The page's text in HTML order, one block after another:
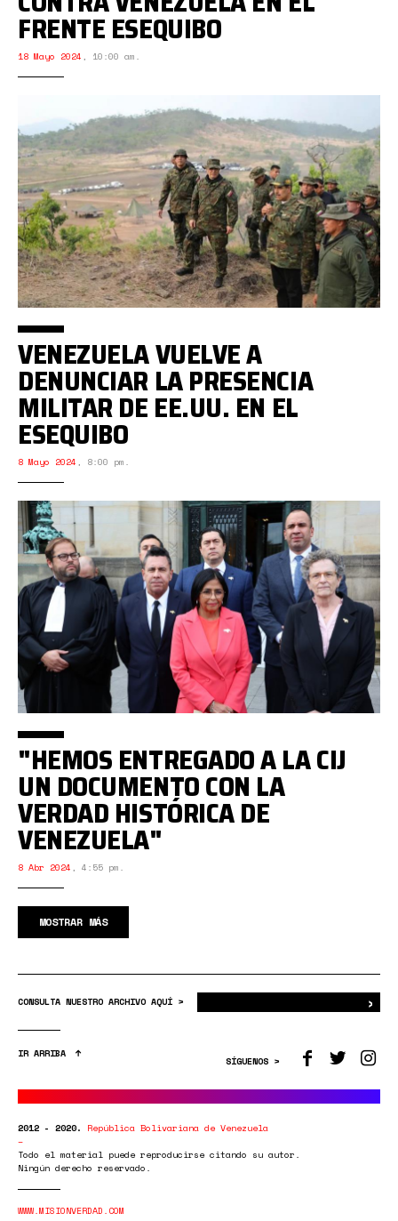
FRENTE ESEQUIBO
18 Mayo 2024 , 10:00 am.
VENEZUELA VUELVE A
DENUNCIAR LA PRESENCIA
MILITAR DE EE.UU. EN EL
ESEQUIBO
8 Mayo 2024 , 8:00 pm.
"HEMOS ENTREGADO A LA CIJ
UN DOCUMENTO CON LA
VERDAD HISTÓRICA DE
VENEZUELA"
8 Abr 2024 , 4:55 pm.
MOSTRAR MÁS
CONSULTA NUESTRO ARCHIVO AQUÍ > ›
IR ARRIBA
SÍGUENOS >
2012 - 2020. República Bolivariana de Venezuela
Todo el material puede reproducirse citando su autor.
Ningún derecho reservado.
WWW.MISIONVERDAD.COM